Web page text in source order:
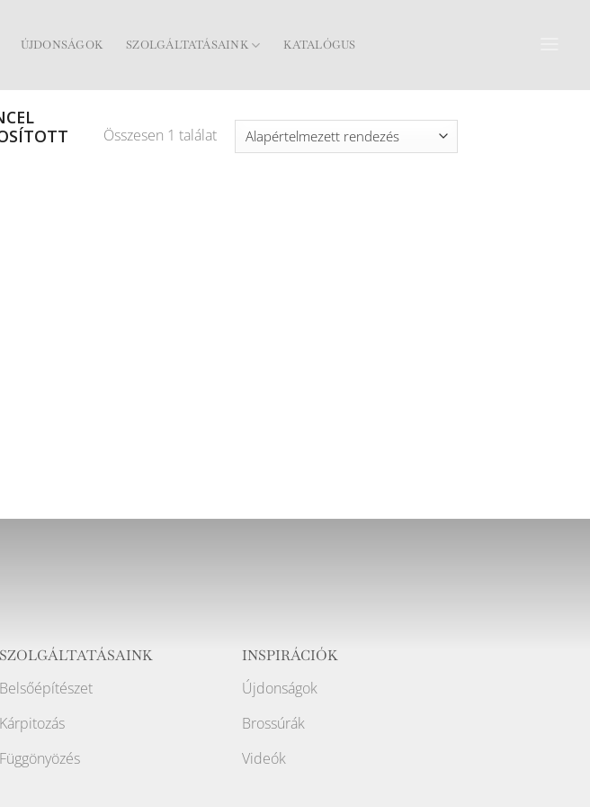
ÚJDONSÁGOK SZOLGÁLTATÁSAINK KATALÓGUS
Összesen 1 találat
SZOLGÁLTATÁSAINK
Belsőépítészet
Kárpitozás
Függönyözés
INSPIRÁCIÓK
Újdonságok
Brossúrák
Videók